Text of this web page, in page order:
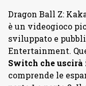
Dragon Ball Z:
è un videogioco
sviluppato e
Entertainment.
Switch che uscirà
comprende le